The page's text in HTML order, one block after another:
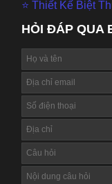
⭐ Thiết Kế Biệt
HỎI ĐÁP QUA